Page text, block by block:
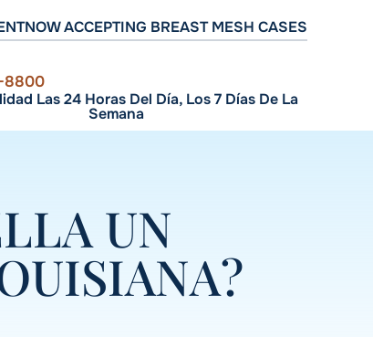
NOW ACCEPTING BREAST MESH CASES
8800
Las 24 Horas Del Día, Los 7 Días De La
Semana
UN